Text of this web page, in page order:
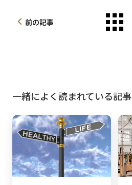
前の記事
一緒によく読まれている記事